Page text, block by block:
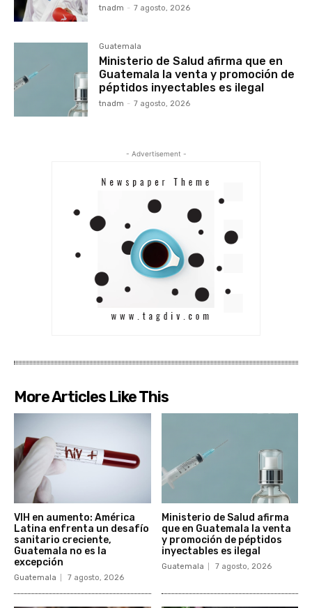
tnadm - 7 agosto, 2026
Guatemala
Ministerio de Salud afirma que en
Guatemala la venta y promoción de
péptidos inyectables es ilegal
tnadm - 7 agosto, 2026
- Advertisement -
More Articles Like This
VIH en aumento: América
Latina enfrenta un desafío
sanitario creciente,
Guatemala no es la
excepción
Guatemala 7 agosto, 2026
Ministerio de Salud afirma
que en Guatemala la venta
y promoción de péptidos
inyectables es ilegal
Guatemala 7 agosto, 2026